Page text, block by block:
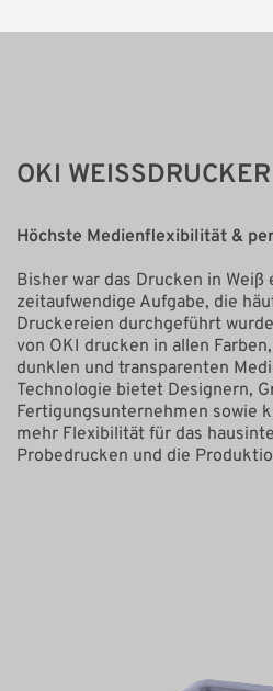
OKI WEISSDRUCKER
Höchste Medienflexibilität &
Bisher war das Drucken in
zeitaufwendige Aufgabe, die
Druckereien durchgeführt
von OKI drucken in allen
dunklen und transparenten
Technologie bietet Designern,
Fertigungsunternehmen sowie
mehr Flexibilität für das
Probedrucken und die